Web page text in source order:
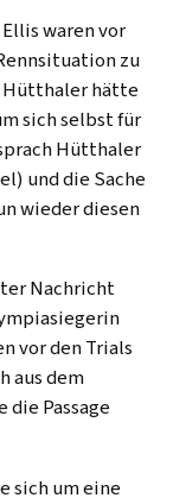
waren vor
zu
Hütthaler hätte
sich selbst für
Hütthaler
) und die Sache
wieder diesen
Nachricht
vor den Trials
aus dem
Passage
sich um eine